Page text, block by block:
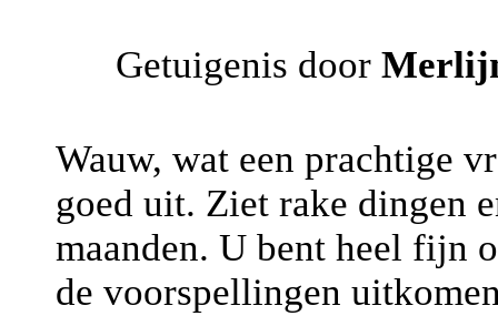
Getuigenis door
Wauw, wat een prachtige
goed uit. Ziet rake dingen
maanden. U bent heel fijn
de voorspellingen